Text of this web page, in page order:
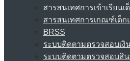
สารสนเทศการเข้าเรียนเ
สารสนเทศการเกณฑ์เด็ก
BRSS
ระบบติดตามตรวจสอบเงิ
ระบบติดตามตรวจสอบสิ